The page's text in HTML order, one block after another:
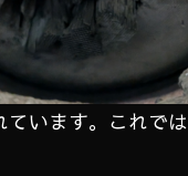
ています。これで